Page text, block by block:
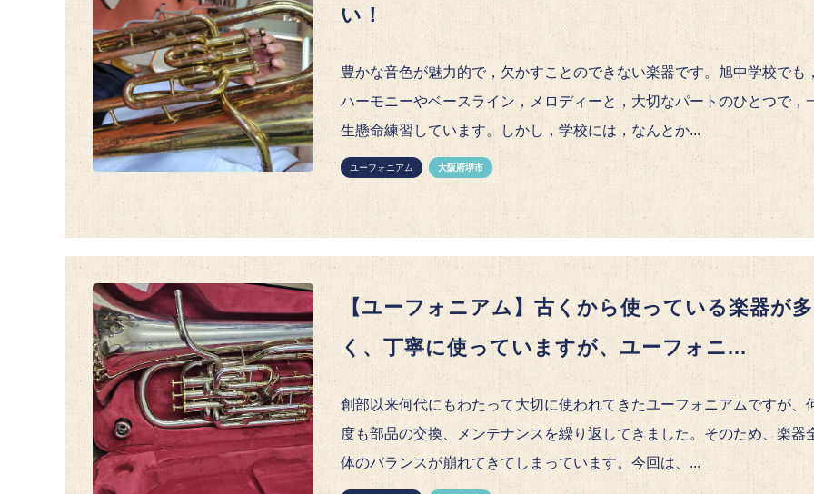
い！
豊かな音色が魅力的で，欠かすことのできない楽器です。旭中学校でも
ハーモニーやベースライン，メロディーと，大切なパートのひとつで，
生懸命練習しています。しかし，学校には，なんとか...
ユーフォニアム 大阪府堺市
【ユーフォニアム】古くから使っている楽器が多
く、丁寧に使っていますが、ユーフォニ...
創部以来何代にもわたって大切に使われてきたユーフォニアムですが、
度も部品の交換、メンテナンスを繰り返してきました。そのため、楽器
体のバランスが崩れてきてしまっています。今回は、...